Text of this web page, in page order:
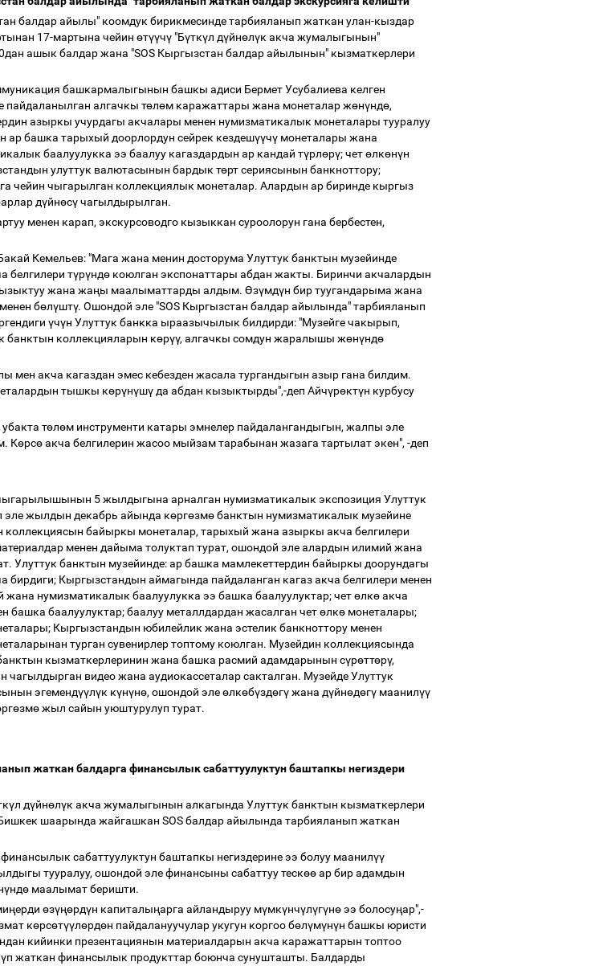
балдар айылы" коомдук бирикмесинде тарбияланып жаткан улан-кыздар
17-мартына чейин өтүүчү "Бүткүл дүйнөлүк акча жумалыгынын"
ашык балдар жана "SOS Кыргызстан балдар айылынын" кызматкерлери
башкармалыгынын башкы адиси Бермет Усубалиева келген
алгачкы төлөм каражаттары жана монеталар жөнүндө,
азыркы учурдагы акчалары менен нумизматикалык монеталары тууралуу
ар башка тарыхый доорлордун сейрек кездешүүчү монеталары жана
баалуулукка ээ баалуу кагаздардын ар кандай түрлөрү; четөлкөнүн
улуттук валютасынын бардык төрт сериясынын банкноттору;
чейин чыгарылган коллекциялык монеталар. Алардын ар биринде кыргыз
дүйнөсүчагылдырылган.
менен карап, экскурсоводго кызыккан суроолорун гана бербестен,
Кемельев: "Мага жана менин досторума Улуттук банктын музейинде
белгилери түрүндө коюлган экспонаттары абдан жакты. Биринчи акчалардын
жана жаңы маалыматтарды алдым. Өзүмдүн бир туугандарыма жана
бөлүштү. Ошондой эле "SOS Кыргызстан балдар айылында" тарбияланып
үчүн Улуттук банкка ыраазычылык билдирди: "Музейге чакырып,
банктын коллекцияларын көрүү, алгачкы сомдун жаралышы жөнүндө
акча кагаздан эмес кебезден жасала тургандыгын азыр гана билдим.
тышкы көрүнүшү да абдан кызыктырды",-деп Айчүрөктүн курбусу
төлөм инструменти катары эмнелер пайдалангандыгын, жалпы эле
Көрсөакча белгилерин жасоо мыйзам тарабынан жазага тартылат экен", -деп
5 жылдыгына арналган нумизматикалык экспозиция Улуттук
жылдын декабрь айында көргөзмөбанктын нумизматикалык музейине
коллекциясын байыркы монеталар, тарыхый жана азыркы акча белгилери
менен дайыма толуктап турат, ошондой эле алардын илимий жана
Улуттук банктын музейинде: ар башка мамлекеттердин байыркы доорундагы
Кыргызстандын аймагында пайдаланган кагаз акча белгилери менен
жана нумизматикалык баалуулукка ээ башка баалуулуктар; четөлкөакча
башка баалуулуктар; баалуу металлдардан жасалган четөлкө монеталары;
Кыргызстандын юбилейлик жана эстелик банкноттору менен
турган сувенирлер топтому коюлган. Музейдин коллекциясында
кызматкерлеринин жана башка расмий адамдарынын сүрөттөрү,
видео жана аудиокассеталар сакталган. Музейде Улуттук
эгемендүүлүк күнүнө, ошондой элеөлкөбүздөгүжана дүйнөдөгү маанилүү
ргөзмөжыл сайын уюштурулуп турат.
жаткан балдарга финансылык сабаттуулуктун баштапкы негиздери
үл дүйнөлүк акча жумалыгынын алкагында Улуттук банктын кызматкерлери
шаарында жайгашкан SOS балдар айылында тарбияланып жаткан
сабаттуулуктун баштапкы негиздерине ээ болуу маанилүү
тууралуу, ошондой эле финансыны сабаттуу тескөөар бир адамдын
үндө маалымат беришти.
ңерди өзүңөрдүн капиталыңарга айландыруу мүмкүнчүлүгүнөээ болосуңар",-
көрсөтүүлөрдөн пайдалануучулар укугун коргоо бөлүмүнүн башкы юристи
кийинки презентациянын материалдарын акча каражаттарын топтоо
үп жаткан финансылык продукттар боюнча сунушташты. Балдарды